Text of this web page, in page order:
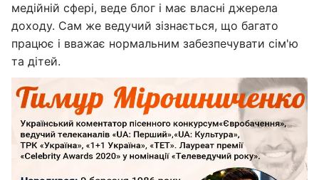
медійній сфері, веде блог і має власні джерела
доходу. Сам же ведучий зізнається, що багато
працює і вважає нормальним забезпечувати сім'ю
та дітей.